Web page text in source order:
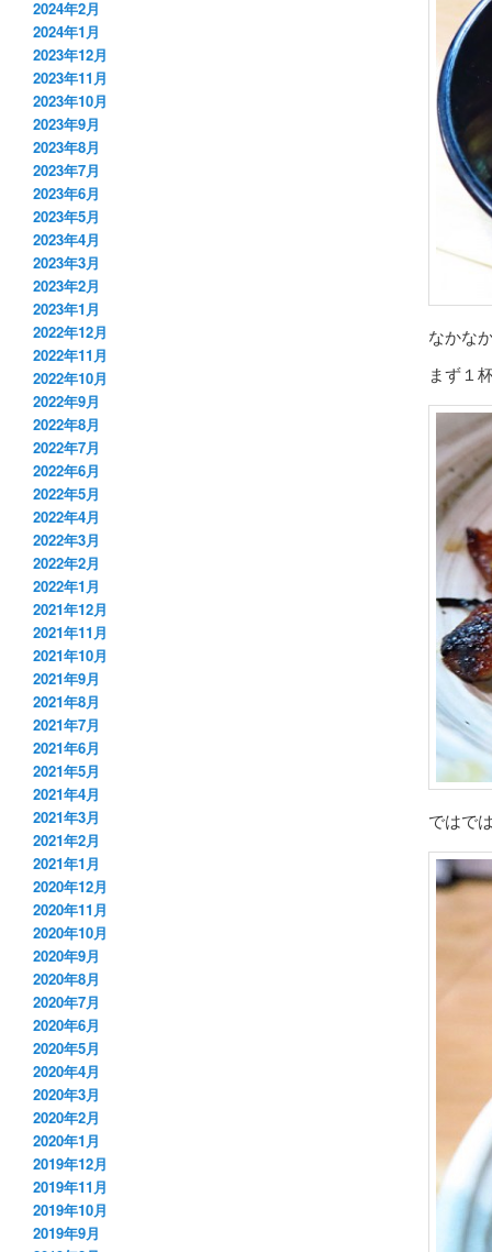
なかな
まず１
ではで
2024年2月
2024年1月
2023年12月
2023年11月
2023年10月
2023年9月
2023年8月
2023年7月
2023年6月
2023年5月
2023年4月
2023年3月
2023年2月
2023年1月
2022年12月
2022年11月
2022年10月
2022年9月
2022年8月
2022年7月
2022年6月
2022年5月
2022年4月
2022年3月
2022年2月
2022年1月
2021年12月
2021年11月
2021年10月
2021年9月
2021年8月
2021年7月
2021年6月
2021年5月
2021年4月
2021年3月
2021年2月
2021年1月
2020年12月
2020年11月
2020年10月
2020年9月
2020年8月
2020年7月
2020年6月
2020年5月
2020年4月
2020年3月
2020年2月
2020年1月
2019年12月
2019年11月
2019年10月
2019年9月